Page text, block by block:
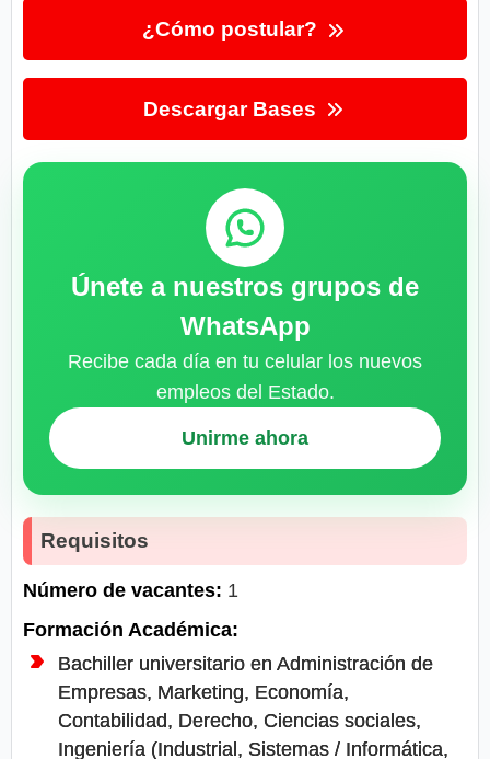
¿Cómo postular?
Descargar Bases
Únete a nuestros grupos de
WhatsApp
Recibe cada día en tu celular los nuevos
empleos del Estado.
Unirme ahora
Requisitos
Número de vacantes: 1
Formación Académica:
Bachiller universitario en Administración de
Empresas, Marketing, Economía,
Contabilidad, Derecho, Ciencias sociales,
Ingeniería (Industrial, Sistemas / Informática,